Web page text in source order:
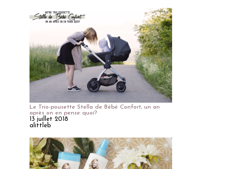
Le Trio-pousette Stella de Bébé Confort, un an
après on en pense quoi?
13 juillet 2018
alittleb